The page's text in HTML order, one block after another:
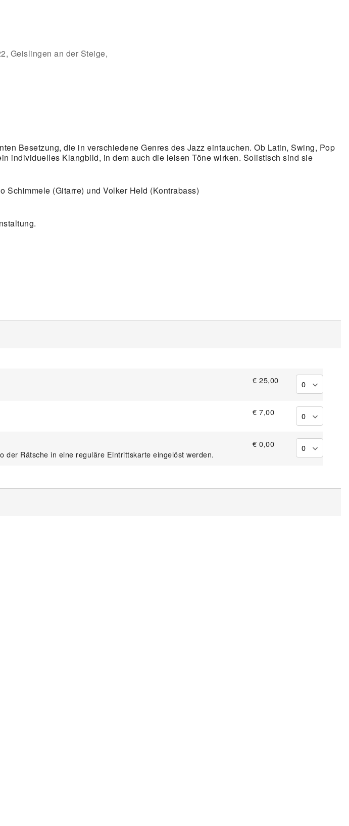
Geislingen an der Steige,
Besetzung, die in verschiedene Genres des Jazz eintauchen. Ob Latin, Swing, Pop
individuelles Klangbild, in dem auch die leisen Töne wirken. Solistisch sind sie
Schimmele (Gitarre) und Volker Held (Kontrabass)
€ 25,00
€ 7,00
der Rätsche in eine reguläre Eintrittskarte eingelöst werden.
€ 0,00